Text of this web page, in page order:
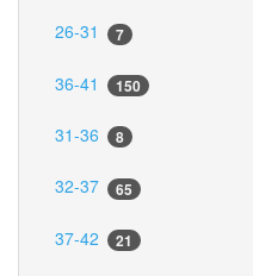
26-31 7
36-41 150
31-36 8
32-37 65
37-42 21